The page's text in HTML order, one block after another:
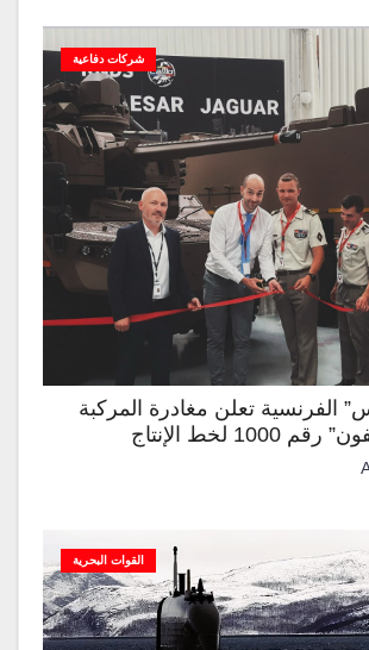
شركات دفاعية
الفرنسية تعلن مغادرة المركبة
لخط الإنتاج
القوات البحرية